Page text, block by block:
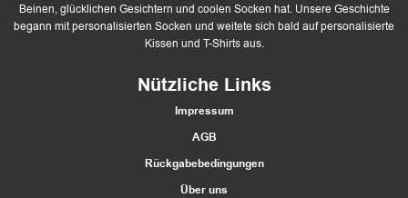
Beinen, glücklichen Gesichtern und coolen Socken hat. Unsere Geschichte
begann mit personalisierten Socken und weitete sich bald auf personalisierte
Kissen und T-Shirts aus.
Nützliche Links
Impressum
AGB
Rückgabebedingungen
Über uns